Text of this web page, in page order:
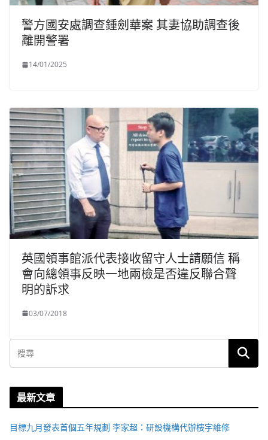
警方國安處調查鍾劍華案 其妻協助調查後
離開警署
14/01/2025
英國領事館派代表接收留守人士請願信 稱
會向總領事反映一地兩檢是否違反聯合聲
明的訴求
03/07/2018
最新文章
目標九月發表首個五年規劃 李家超：研設機構代辦樓宇維修